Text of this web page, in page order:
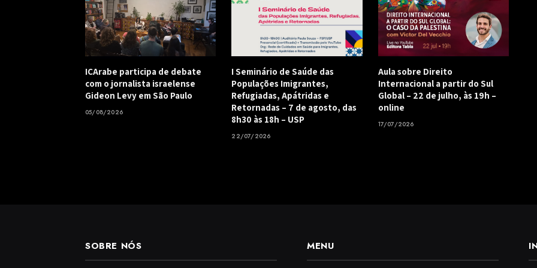
ICArabe participa de debate
com o jornalista israelense
Gideon Levy em São Paulo
05/08/2026
I Seminário de Saúde das
Populações Imigrantes,
Refugiadas, Apátridas e
Retornadas – 7 de agosto, das
8h30 às 18h – USP
22/07/2026
Aula sobre Direito
Internacional a partir do Sul
Global – 22 de julho, às 19h –
online
17/07/2026
SOBRE NÓS MENU